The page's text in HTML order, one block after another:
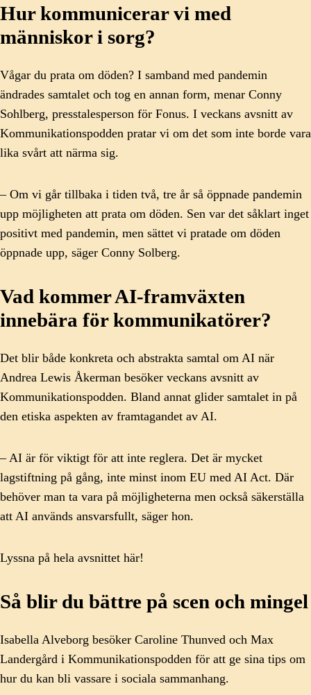
Hur kommunicerar vi med
människor i sorg?
Vågar du prata om döden? I samband med pandemin
ändrades samtalet och tog en annan form, menar Conny
Sohlberg, presstalesperson för Fonus. I veckans avsnitt av
Kommunikationspodden pratar vi om det som inte borde vara
lika svårt att närma sig.
– Om vi går tillbaka i tiden två, tre år så öppnade pandemin
upp möjligheten att prata om döden. Sen var det såklart inget
positivt med pandemin, men sättet vi pratade om döden
öppnade upp, säger Conny Solberg.
Vad kommer AI-framväxten
innebära för kommunikatörer?
Det blir både konkreta och abstrakta samtal om AI när
Andrea Lewis Åkerman besöker veckans avsnitt av
Kommunikationspodden. Bland annat glider samtalet in på
den etiska aspekten av framtagandet av AI.
– AI är för viktigt för att inte reglera. Det är mycket
lagstiftning på gång, inte minst inom EU med AI Act. Där
behöver man ta vara på möjligheterna men också säkerställa
att AI används ansvarsfullt, säger hon.
Lyssna på hela avsnittet här!
Så blir du bättre på scen och mingel
Isabella Alveborg besöker Caroline Thunved och Max
Landergård i Kommunikationspodden för att ge sina tips om
hur du kan bli vassare i sociala sammanhang.